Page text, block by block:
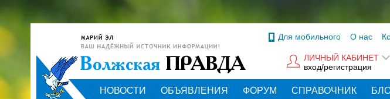
Для мобильного О нас
ЛИЧНЫЙ КАБИНЕТ
вход/регистрация
НОВОСТИ ОБЪЯВЛЕНИЯ ФОРУМ СПРАВОЧНИК